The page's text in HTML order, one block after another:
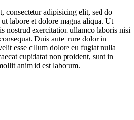
consectetur adipisicing elit, sed do
labore et dolore magna aliqua. Ut
nostrud exercitation ullamco laboris nisi
Duis aute irure dolor in
esse cillum dolore eu fugiat nulla
cupidatat non proident, sunt in
anim id est laborum.